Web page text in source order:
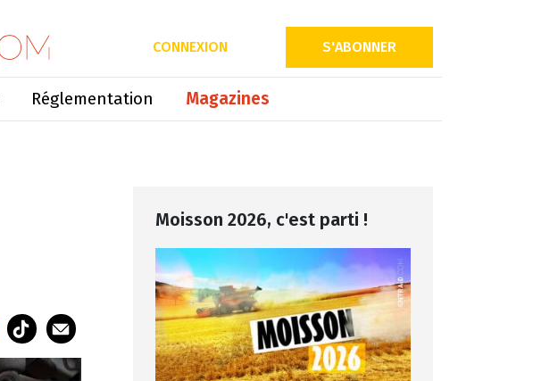
CONNEXION S'ABONNER
Réglementation Magazines
Moisson 2026, c'est parti !